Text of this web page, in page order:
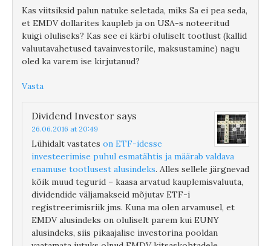
Kas viitsiksid palun natuke seletada, miks Sa ei pea seda,
et EMDV dollarites kaupleb ja on USA-s noteeritud
kuigi oluliseks? Kas see ei kärbi oluliselt tootlust (kallid
valuutavahetused tavainvestorile, maksustamine) nagu
oled ka varem ise kirjutanud?
Vasta
Dividend Investor says
26.06.2016 at 20:49
Lühidalt vastates on ETF-idesse
investeerimise puhul esmatähtis ja määrab valdava
enamuse tootlusest alusindeks. Alles sellele järgnevad
kõik muud tegurid – kaasa arvatud kauplemisvaluuta,
dividendide väljamakseid mõjutav ETF-i
registreerimisriik jms. Kuna ma olen arvamusel, et
EMDV alusindeks on oluliselt parem kui EUNY
alusindeks, siis pikaajalise investorina pooldan